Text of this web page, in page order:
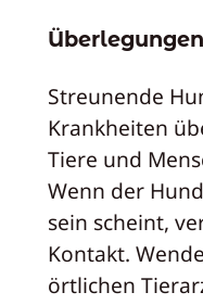
Streunende
Krankheiten
Tiere und
Wenn der
sein scheint,
Kontakt.
örtlichen